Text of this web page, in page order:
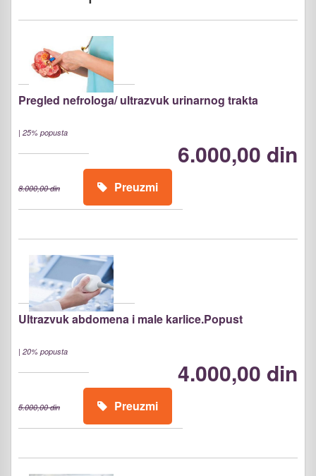
Pregled nefrologa/ ultrazvuk urinarnog trakta
| 25% popusta
6.000,00 din
8.000,00 din Preuzmi
Ultrazvuk abdomena i male karlice.Popust
| 20% popusta
4.000,00 din
5.000,00 din Preuzmi